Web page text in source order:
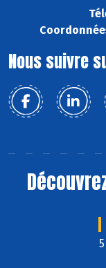
Nous suivre